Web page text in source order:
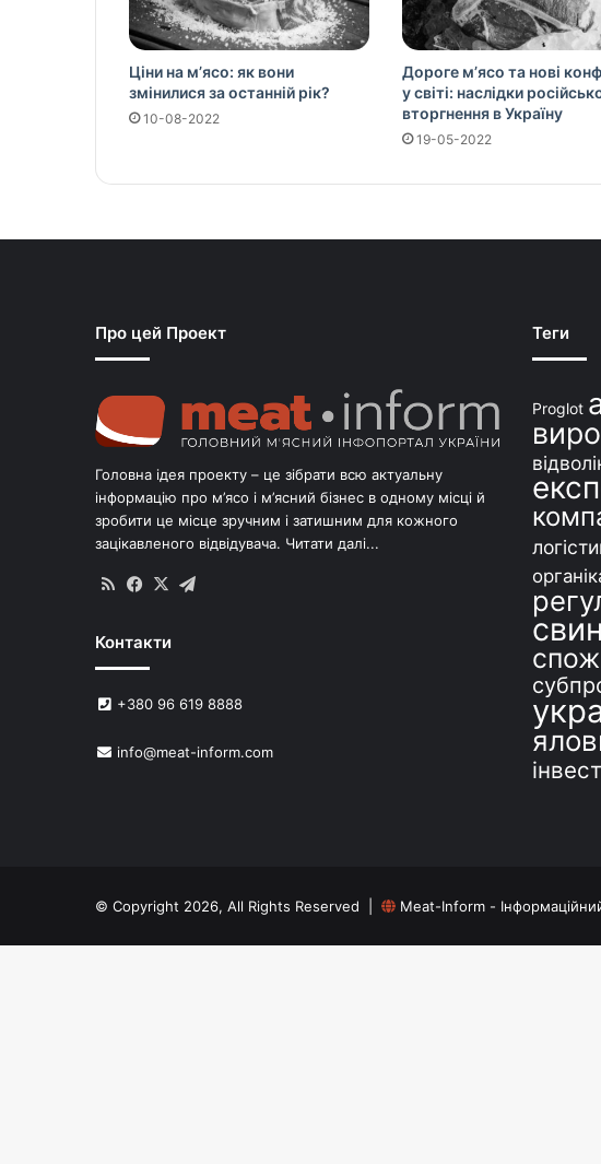
Ціни на м’ясо: як вони
змінилися за останній рік?
10-08-2022
Дороге м’ясо та нові
у світі: наслідки
вторгнення в Україну
19-05-2022
Про цей Проект
Головна ідея проекту – це зібрати всю актуальну
інформацію про м’ясо і м’ясний бізнес в одному місці й
зробити це місце зручним і затишним для кожного
зацікавленого відвідувача. Читати далі...
RSS Facebook
X
Контакти
+380 96 619 8888
info@meat-inform.com
Теги
Proglot
© Copyright 2026, All Rights Reserved | Meat-Inform -